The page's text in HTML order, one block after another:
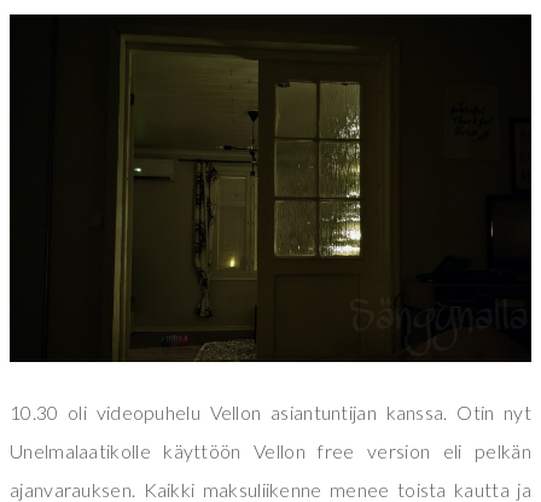
10.30 oli videopuhelu Vellon asiantuntijan kanssa. Otin nyt
Unelmalaatikolle käyttöön Vellon free version eli pelkän
ajanvarauksen. Kaikki maksuliikenne menee toista kautta ja